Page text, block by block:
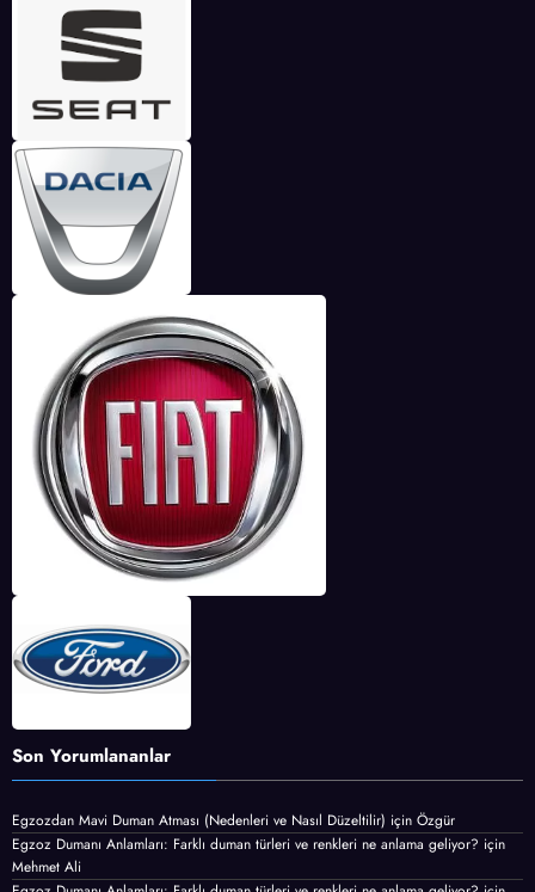
Son Yorumlananlar
Egzozdan Mavi Duman Atması (Nedenleri ve Nasıl Düzeltilir) için Özgür
Egzoz Dumanı Anlamları: Farklı duman türleri ve renkleri ne anlama geliyor? için
Mehmet Ali